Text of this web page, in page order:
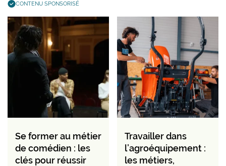
CONTENU SPONSORISÉ
Se former au métier
de comédien : les
clés pour réussir
Travailler dans
l’agroéquipement :
les métiers,